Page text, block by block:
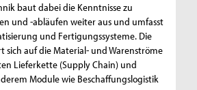
baut dabei die Kenntnisse zu
und -abläufen weiter aus und umfasst
und Fertigungssysteme. Die
sich auf die Material- und Warenströme
Lieferkette (Supply Chain) und
Module wie Beschaffungslogistik